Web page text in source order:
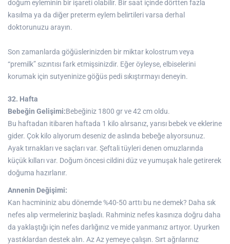
doğum eyleminin bir işareti olabilir. Bir saat içinde dörtten fazla
kasılma ya da diğer preterm eylem belirtileri varsa derhal
doktorunuzu arayın.
Son zamanlarda göğüslerinizden bir miktar kolostrum veya
“premilk” sızıntısı fark etmişsinizdir. Eğer öyleyse, elbiselerini
korumak için sutyeninize göğüs pedi sıkıştırmayı deneyin.
32. Hafta
Bebeğin Gelişimi:Bebeğiniz 1800 gr ve 42 cm oldu.
Bu haftadan itibaren haftada 1 kilo alırsanız, yarısı bebek ve eklerine
gider. Çok kilo alıyorum deseniz de aslında bebeğe alıyorsunuz.
Ayak tırnakları ve saçları var. Şeftali tüyleri denen omuzlarında
küçük kılları var. Doğum öncesi cildini düz ve yumuşak hale getirerek
doğuma hazırlanır.
Annenin Değişimi:
Kan hacmininiz abu dönemde %40-50 arttı bu ne demek? Daha sık
nefes alıp vermeleriniz başladı. Rahminiz nefes kasınıza doğru daha
da yaklaştığı için nefes darlığınız ve mide yanmanız artıyor. Uyurken
yastıklardan destek alın. Az Az yemeye çalışın. Sırt ağrılarınız